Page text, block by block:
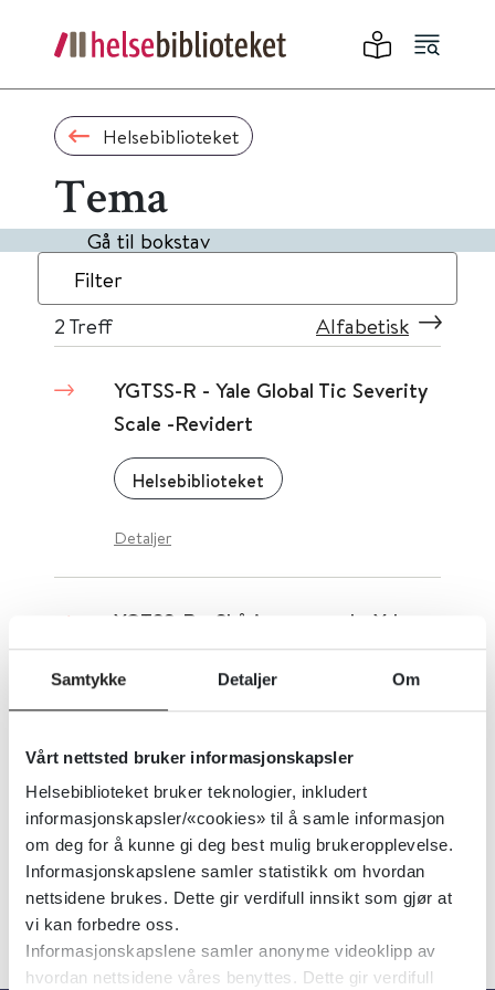
Samtykke Detaljer Om
Vårt nettsted bruker informasjonskapsler
Helsebiblioteket bruker teknologier, inkludert
informasjonskapsler/«cookies» til å samle informasjon
om deg for å kunne gi deg best mulig brukeropplevelse.
Informasjonskapslene samler statistikk om hvordan
nettsidene brukes. Dette gir verdifull innsikt som gjør at
vi kan forbedre oss.
Informasjonskapslene samler anonyme videoklipp av
hvordan nettsidene våres benyttes. Dette gir verdifull
Helsebiblioteket
Tema
Gå til bokstav
Filter
2 Treff Alfabetisk
YGTSS-R - Yale Global Tic Severity
Scale -Revidert
Helsebiblioteket
Detaljer
YGTSS-R - Skåringsmanual - Yale
Global Tic Severity Scale -
Revidert
Detaljer